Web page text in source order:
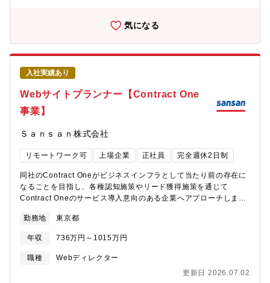
ン業務■企画書、施策概要書、登壇資料、営業資料などのプレゼン
テーション資料の制作■イベントや広報素材の撮影時における撮影
ディレクション（静止画・動画など）【本ポジションの魅力】■こ
れまでの編集者としての経験・知見を生かして、事業会社が展開
するさまざまなコンテンツで自身のクリエイティビティーを発揮
できます。■自社サービスのブランディングを担当するため、自身
が手掛けたブランド、クリエイティブが最終的に事業貢献を果た
すところまで追求することができます。■自社のブランディング部
門に所属するため、さまざまな部門と連携しながら業務をするこ
世界観を広く世の中に発信することができます。■所属部門には、
デザイナーやディレクター、コピーライター、エディター、フロ
ントエンドエンジニアといったクリエイター職のメンバーが在籍
す。
気になる
入社実績あり
Webサイトプランナー【Contract One
事業】
Ｓａｎｓａｎ株式会社
リモートワーク可 上場企業 正社員 完全週休2日制
同社のContract Oneがビジネスインフラとして当たり前の存在に
なることを目指し、各種認知施策やリード獲得施策を通じて
Contract Oneのサービス導入意向のある企業へアプローチしま
最大化するために、サイトの分析から改善のための新規ページや
コンテンツの企画・実行を担当します。【職務内容】■コミュニケ
ーションシナリオの設計■事業戦略に沿ったサービスサイトのコン
テンツ企画、LP企画、制作ディレクション■回遊率やCVRの改善
果測定・分析■KPI・KGIの設定とマネジメント■Web広告や外部メ
勤務地 東京都
年収 736万円～1015万円
職種
Webディレクター
更新日 2026.07.02